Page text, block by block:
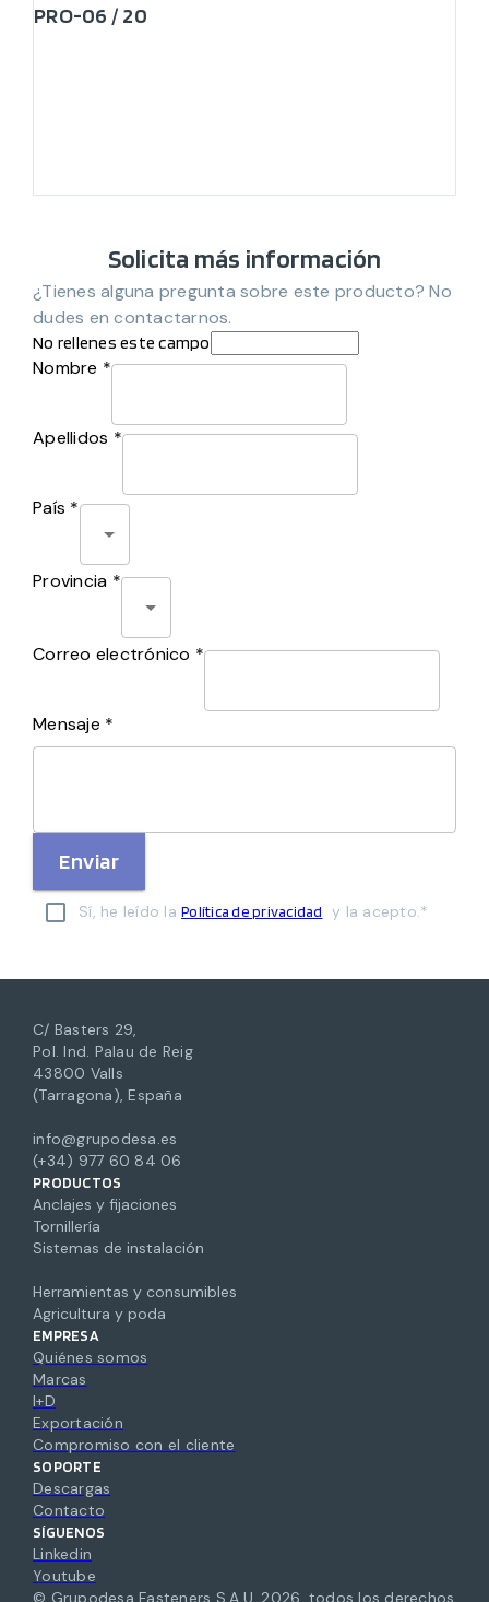
PRO-06 / 20
Solicita más información
¿Tienes alguna pregunta sobre este producto? No
dudes en contactarnos.
No rellenes este campo
Nombre *
Apellidos *
País *
Provincia *
Correo electrónico *
Mensaje *
Enviar
Sí, he leído la Política de privacidad y la acepto.*
C/ Basters 29,
Pol. Ind. Palau de Reig
43800 Valls
(Tarragona), España
info@grupodesa.es
(+34) 977 60 84 06
PRODUCTOS
Anclajes y fijaciones
Tornillería
Sistemas de instalación
Herramientas y consumibles
Agricultura y poda
EMPRESA
Quiénes somos
Marcas
I+D
Exportación
Compromiso con el cliente
SOPORTE
Descargas
Contacto
SÍGUENOS
Linkedin
Youtube
© Grupodesa Fasteners S.A.U. 2026 todos los derechos